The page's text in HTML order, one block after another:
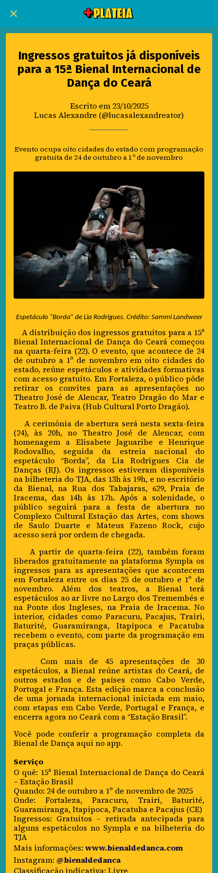
Ingressos gratuitos já disponíveis
para a 15ª Bienal Internacional de
Dança do Ceará
Escrito em 23/10/2025
Lucas Alexandre (@lucasalexandreator)
Evento ocupa oito cidades do estado com programação
gratuita de 24 de outubro a 1º de novembro
Espetáculo “Borda” de Lia Rodrigues. Crédito: Sammi Landweer
A distribuição dos ingressos gratuitos para a 15ª
Bienal Internacional de Dança do Ceará começou
na quarta-feira (22). O evento, que acontece de 24
de outubro a 1º de novembro em oito cidades do
estado, reúne espetáculos e atividades formativas
com acesso gratuito. Em Fortaleza, o público pôde
retirar os convites para as apresentações no
Theatro José de Alencar, Teatro Dragão do Mar e
Teatro B. de Paiva (Hub Cultural Porto Dragão).
A cerimônia de abertura será nesta sexta-feira
(24), às 20h, no Theatro José de Alencar, com
homenagem a Elisabete Jaguaribe e Henrique
Rodovalho, seguida da estreia nacional do
espetáculo “Borda”, da Lia Rodrigues Cia de
Danças (RJ). Os ingressos estiveram disponíveis
na bilheteria do TJA, das 13h às 19h, e no escritório
da Bienal, na Rua dos Tabajaras, 629, Praia de
Iracema, das 14h às 17h. Após a solenidade, o
público seguirá para a festa de abertura no
Complexo Cultural Estação das Artes, com shows
de Saulo Duarte e Mateus Fazeno Rock, cujo
acesso será por ordem de chegada.
A partir de quarta-feira (22), também foram
liberados gratuitamente na plataforma Sympla os
ingressos para as apresentações que acontecem
em Fortaleza entre os dias 25 de outubro e 1º de
novembro. Além dos teatros, a Bienal terá
espetáculos ao ar livre no Largo dos Tremembés e
na Ponte dos Ingleses, na Praia de Iracema. No
interior, cidades como Paracuru, Pacajus, Trairi,
Baturité, Guaramiranga, Itapipoca e Pacatuba
recebem o evento, com parte da programação em
praças públicas.
Com mais de 45 apresentações de 30
espetáculos, a Bienal reúne artistas do Ceará, de
outros estados e de países como Cabo Verde,
Portugal e França. Esta edição marca a conclusão
de uma jornada internacional iniciada em maio,
com etapas em Cabo Verde, Portugal e França, e
encerra agora no Ceará com a “Estação Brasil”.
Você pode conferir a programação completa da
Bienal de Dança aqui no app.
Serviço
O quê: 15ª Bienal Internacional de Dança do Ceará
– Estação Brasil
Quando: 24 de outubro a 1º de novembro de 2025
Onde: Fortaleza, Paracuru, Trairi, Baturité,
Guaramiranga, Itapipoca, Pacatuba e Pacajus (CE)
Ingressos: Gratuitos – retirada antecipada para
alguns espetáculos no Sympla e na bilheteria do
TJA
Mais informações: www.bienaldedanca.com
Instagram: @bienaldedanca
Classificação indicativa: Livre